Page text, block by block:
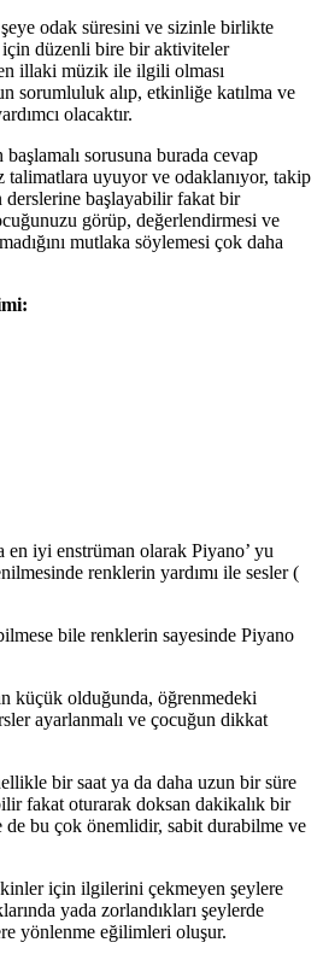
odak süresini ve sizinle birlikte
için düzenli bire bir aktiviteler
illaki müzik ile ilgili olması
sorumluluk alıp, etkinliğe katılma ve
olacaktır.
sorusuna burada cevap
talimatlara uyuyor ve odaklanıyor, takip
derslerine başlayabilir fakat bir
görüp, değerlendirmesi ve
mutlaka söylemesi çok daha
iyi enstrüman olarak Piyano’ yu
renklerin yardımı ile sesler (
bile renklerin sayesinde Piyano
küçük olduğunda, öğrenmedeki
ayarlanmalı ve çocuğun dikkat
bir saat ya da daha uzun bir süre
fakat oturarak doksan dakikalık bir
bu çok önemlidir, sabit durabilme ve
için ilgilerini çekmeyen şeylere
yada zorlandıkları şeylerde
yönlenme eğilimleri oluşur.